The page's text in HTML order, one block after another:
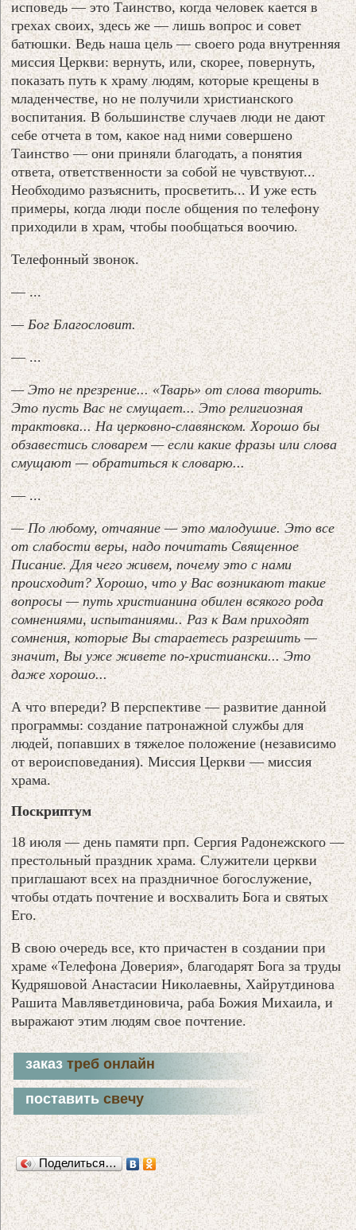
исповедь — это Таинство, когда человек кается в
грехах своих, здесь же — лишь вопрос и совет
батюшки. Ведь наша цель — своего рода внутренняя
миссия Церкви: вернуть, или, скорее, повернуть,
показать путь к храму людям, которые крещены в
младенчестве, но не получили христианского
воспитания. В большинстве случаев люди не дают
себе отчета в том, какое над ними совершено
Таинство — они приняли благодать, а понятия
ответа, ответственности за собой не чувствуют...
Необходимо разъяснить, просветить... И уже есть
примеры, когда люди после общения по телефону
приходили в храм, чтобы пообщаться воочию.
Телефонный звонок.
— ...
— Бог Благословит.
— ...
— Это не презрение... «Тварь» от слова творить.
Это пусть Вас не смущает... Это религиозная
трактовка... На церковно-славянском. Хорошо бы
обзавестись словарем — если какие фразы или слова
смущают — обратиться к словарю...
— ...
— По любому, отчаяние — это малодушие. Это все
от слабости веры, надо почитать Священное
Писание. Для чего живем, почему это с нами
происходит? Хорошо, что у Вас возникают такие
вопросы — путь христианина обилен всякого рода
сомнениями, испытаниями.. Раз к Вам приходят
сомнения, которые Вы стараетесь разрешить —
значит, Вы уже живете по-христиански... Это
даже хорошо...
А что впереди? В перспективе — развитие данной
программы: создание патронажной службы для
людей, попавших в тяжелое положение (независимо
от вероисповедания). Миссия Церкви — миссия
храма.
Поскриптум
18 июля — день памяти прп. Сергия Радонежского —
престольный праздник храма. Служители церкви
приглашают всех на праздничное богослужение,
чтобы отдать почтение и восхвалить Бога и святых
Его.
В свою очередь все, кто причастен в создании при
храме «Телефона Доверия», благодарят Бога за труды
Кудряшовой Анастасии Николаевны, Хайрутдинова
Рашита Мавляветдиновича, раба Божия Михаила, и
выражают этим людям свое почтение.
заказтреб онлайн
поставитьсвечу
Поделиться…